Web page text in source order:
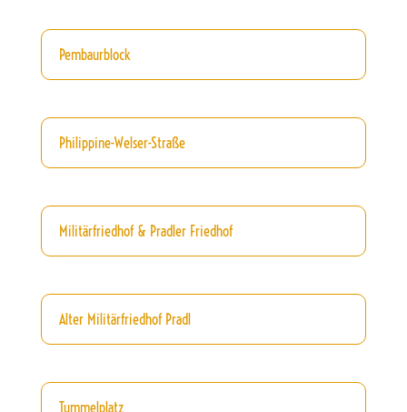
Pembaurblock
Philippine-Welser-Straße
Militärfriedhof & Pradler Friedhof
Alter Militärfriedhof Pradl
Tummelplatz